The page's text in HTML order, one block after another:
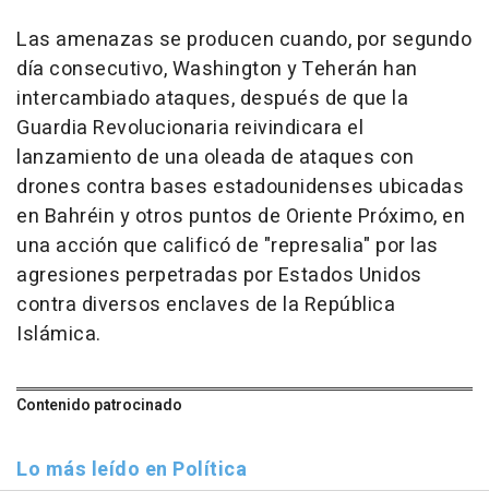
Las amenazas se producen cuando, por segundo
día consecutivo, Washington y Teherán han
intercambiado ataques, después de que la
Guardia Revolucionaria reivindicara el
lanzamiento de una oleada de ataques con
drones contra bases estadounidenses ubicadas
en Bahréin y otros puntos de Oriente Próximo, en
una acción que calificó de "represalia" por las
agresiones perpetradas por Estados Unidos
contra diversos enclaves de la República
Islámica.
Contenido patrocinado
Lo más leído en Política